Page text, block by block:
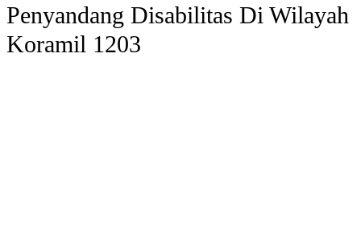
Penyandang Disabilitas Di Wilayah
Koramil 1203